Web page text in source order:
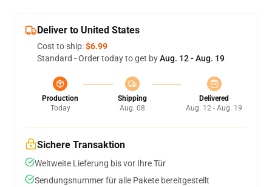
Deliver to United States
Cost to ship:$6.99
Standard - Order today to get byAug. 12 - Aug. 19
Production
Today
Shipping
Aug. 08
Delivered
Aug. 12 - Aug. 19
Sichere Transaktion
Weltweite Lieferung bis vor Ihre Tür
Sendungsnummer für alle Pakete bereitgestellt